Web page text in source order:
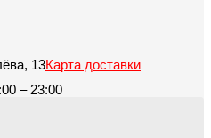
13Карта доставки
– 23:00